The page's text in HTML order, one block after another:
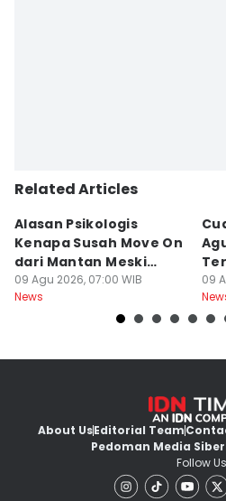
Related Articles
Alasan Psikologis
Kenapa Susah Move On
dari Mantan Meski
Sudah Disakiti!
09 Agu 2026, 07:00 WIB
News
09
About UsEditorial Team
Pedoman Media Siber
Follow Us